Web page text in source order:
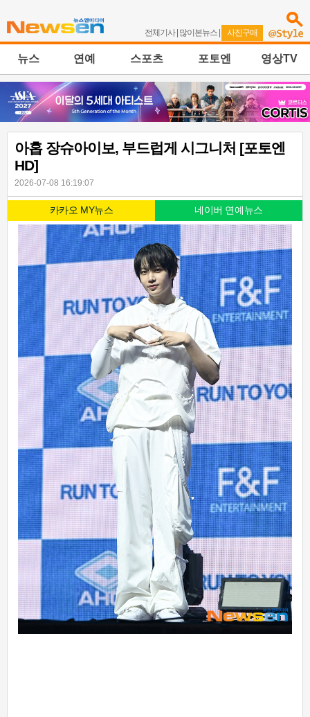
전체기사| 많이본뉴스 | 사진구매
뉴스 연예 스포츠 포토엔 영상TV
아홉 장슈아이보, 부드럽게 시그니처 [포토엔
HD]
2026-07-08 16:19:07
카카오 MY뉴스 네이버 연예뉴스